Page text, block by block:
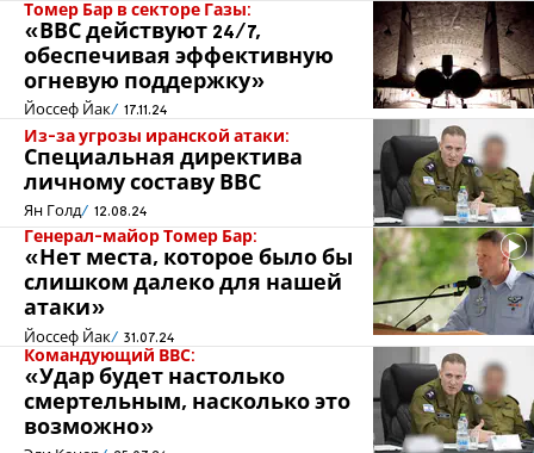
Томер Бар в секторе Газы:
«ВВС действуют 24/7,
обеспечивая эффективную
огневую поддержку»
Йоссеф Йак 17.11.24
Из-за угрозы иранской атаки:
Специальная директива
личному составу ВВС
Ян Голд 12.08.24
Генерал-майор Томер Бар:
«Нет места, которое было бы
слишком далеко для нашей
атаки»
Йоссеф Йак 31.07.24
Командующий ВВС:
«Удар будет настолько
смертельным, насколько это
возможно»